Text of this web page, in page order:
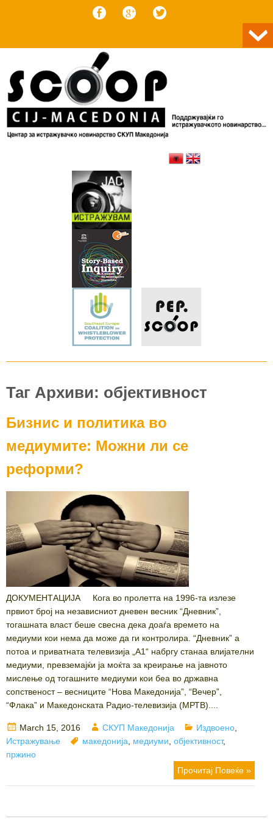
Таг Архиви: објективност
Бизнис и политика во
медиумите: Можни ли се
реформи?
ДОКУМЕНТАЦИЈА Кога во пролетта на 1996-та излезе
првиот број на независниот дневен весник “Дневник”,
тогашната власт беше свесна дека доаѓа времето на
медиуми кои нема да може да ги контролира. “Дневник” а
потоа и приватната телевизија „А1“ набргу станаа влијателни
медиуми, превземајќи ја моќта за креирање на јавното
мислење од тогашните медиуми кои беа во државна
сопственост – весниците “Нова Македонија”, “Вечер”,
“Флака” и Македонската Радио-телевизија (МРТВ)....
Posted
on
March 15, 2016 Author
СКУП Македонија Categories
Издвоено
Истражување
Tags
македонија медиуми објективност,
пржино
Прочитај Повеќе »